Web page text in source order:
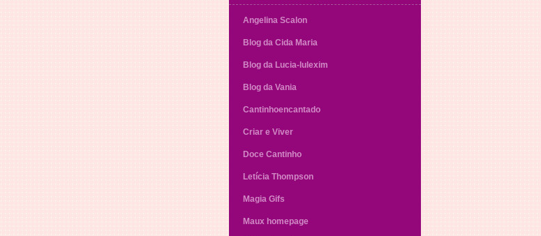
Angelina Scalon
Blog da Cida Maria
Blog da Lucia-lulexim
Blog da Vania
Cantinhoencantado
Criar e Viver
Doce Cantinho
Letícia Thompson
Magia Gifs
Maux homepage